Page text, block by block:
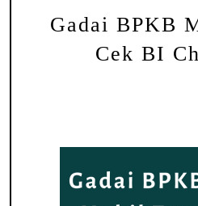
Gadai BPKB
Cek BI